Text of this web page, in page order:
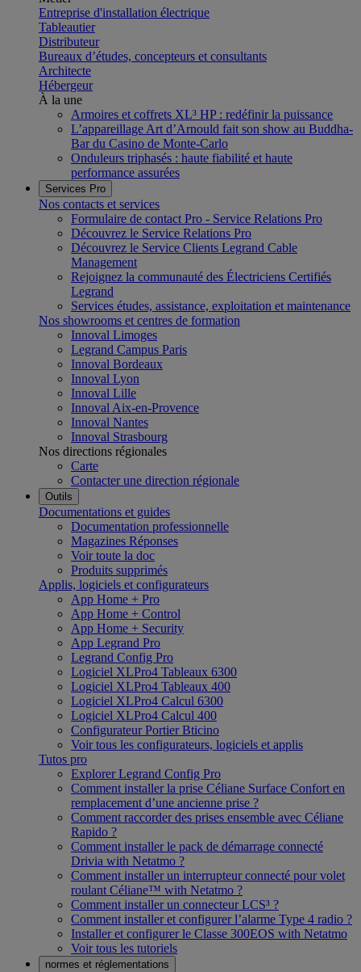
Entreprise d'installation électrique
Tableautier
Distributeur
Bureaux d’études, concepteurs et consultants
Architecte
Hébergeur
À la une
Armoires et coffrets XL³ HP : redéfinir la puissance
L’appareillage Art d’Arnould fait son show au Buddha-
Bar du Casino de Monte-Carlo
Onduleurs triphasés : haute fiabilité et haute
performance assurées
Services Pro
Nos contacts et services
Formulaire de contact Pro - Service Relations Pro
Découvrez le Service Relations Pro
Découvrez le Service Clients Legrand Cable
Management
Rejoignez la communauté des Électriciens Certifiés
Legrand
Services études, assistance, exploitation et maintenance
Nos showrooms et centres de formation
Innoval Limoges
Legrand Campus Paris
Innoval Bordeaux
Innoval Lyon
Innoval Lille
Innoval Aix-en-Provence
Innoval Nantes
Innoval Strasbourg
Nos directions régionales
Carte
Contacter une direction régionale
Outils
Documentations et guides
Documentation professionnelle
Magazines Réponses
Voir toute la doc
Produits supprimés
Applis, logiciels et configurateurs
App Home + Pro
App Home + Control
App Home + Security
App Legrand Pro
Legrand Config Pro
Logiciel XLPro4 Tableaux 6300
Logiciel XLPro4 Tableaux 400
Logiciel XLPro4 Calcul 6300
Logiciel XLPro4 Calcul 400
Configurateur Portier Bticino
Voir tous les configurateurs, logiciels et applis
Tutos pro
Explorer Legrand Config Pro
Comment installer la prise Céliane Surface Confort en
remplacement d’une ancienne prise ?
Comment raccorder des prises ensemble avec Céliane
Rapido ?
Comment installer le pack de démarrage connecté
Drivia with Netatmo ?
Comment installer un interrupteur connecté pour volet
roulant Céliane™ with Netatmo ?
Comment installer un connecteur LCS³ ?
Comment installer et configurer l’alarme Type 4 radio ?
Installer et configurer le Classe 300EOS with Netatmo
Voir tous les tutoriels
normes et réglementations